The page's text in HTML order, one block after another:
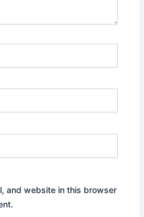
and website in this browser